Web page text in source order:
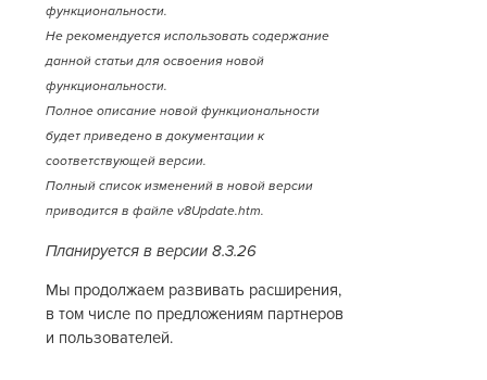
функциональности.
Не рекомендуется использовать содержание
данной статьи для освоения новой
функциональности.
Полное описание новой функциональности
будет приведено в документации к
соответствующей версии.
Полный список изменений в новой версии
приводится в файле v8Update.htm.
Планируется в версии 8.3.26
Мы продолжаем развивать расширения,
в том числе по предложениям партнеров
и пользователей.